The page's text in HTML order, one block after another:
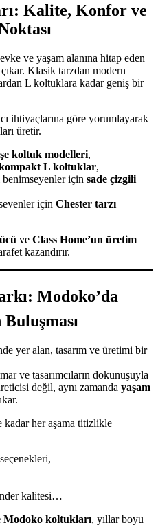
Kalite, Konfor ve
ve yaşam alanına hitap eden
Klasik tarzdan modern
L koltuklara kadar geniş bir
ihtiyaçlarına göre yorumlayarak
üretir.
koltuk modelleri,
L koltuklar,
benimseyenler için sade çizgili
için Chester tarzı
ve Class Home’un üretim
kazandırır.
Modoko’da
Buluşması
yer alan, tasarım ve üretimi bir
ve tasarımcıların dokunuşuyla
değil, aynı zamanda yaşam
kadar her aşama titizlikle
kalitesi…
Modoko koltukları, yıllar boyu